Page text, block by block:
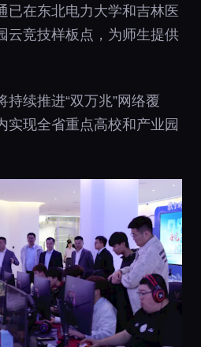
已在东北电力大学和吉林医
云竞技样板点，为师生提供
持续推进“双万兆”网络覆
实现全省重点高校和产业园